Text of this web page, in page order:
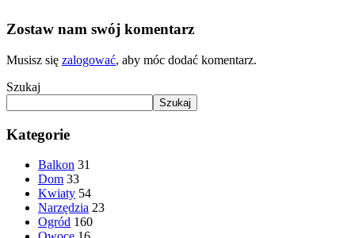
Zostaw nam swój komentarz
Musisz się zalogować, aby móc dodać komentarz.
Szukaj
Szukaj
Kategorie
Balkon 31
Dom 33
Kwiaty 54
Narzędzia 23
Ogród 160